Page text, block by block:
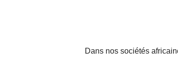
Dans nos sociétés